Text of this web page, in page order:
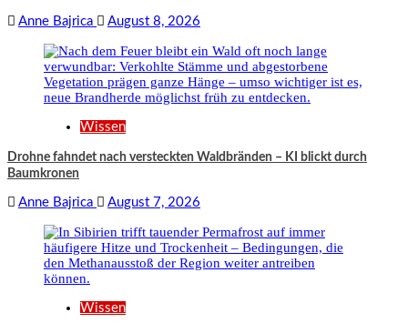
Anne Bajrica August 8, 2026
Wissen
Drohne fahndet nach versteckten Waldbränden – KI blickt durch
Baumkronen
Anne Bajrica August 7, 2026
Wissen